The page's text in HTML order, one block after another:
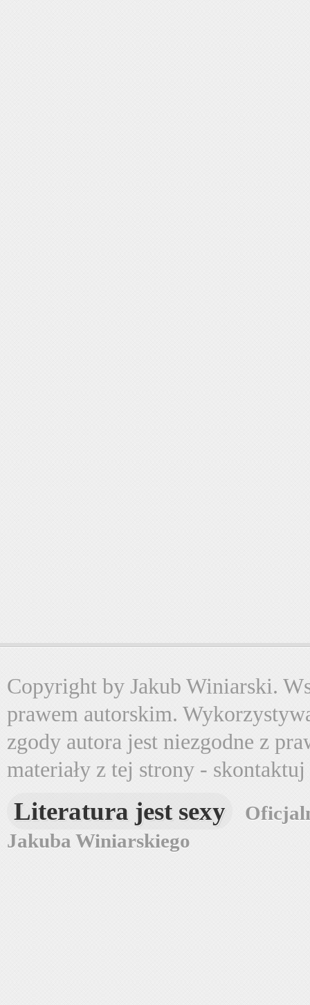
Copyright by Jakub Winiarski.
prawem autorskim.
zgody autora jest niezgodne z
materiały z tej strony -
Literatura jest sexy
Jakuba Winiarskiego